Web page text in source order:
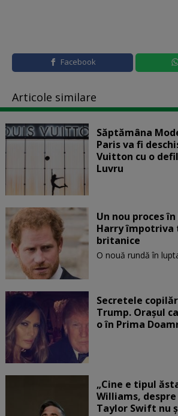
Facebook
Articole similare
Săptămâna
Paris va fi
Vuitton cu o
Luvru
Un nou proces
Harry împotriva
britanice
O nouă rundă în
Secretele
Trump. Orașul
o în Prima
„Cine e tipul
Williams,
Taylor Swift nu